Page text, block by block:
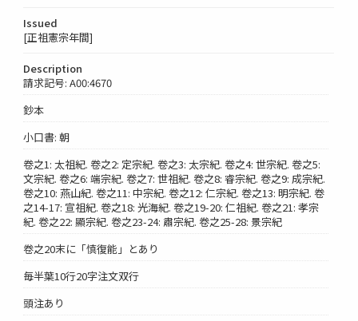
Issued
[正祖憲宗年間]
Description
請求記号: A00:4670
鈔本
小口書: 朝
卷之1: 太祖紀. 卷之2: 定宗紀. 卷之3: 太宗紀. 卷之4: 世宗紀. 卷之5:
文宗紀. 卷之6: 端宗紀. 卷之7: 世祖紀. 卷之8: 睿宗紀. 卷之9: 成宗紀.
卷之10: 燕山紀. 卷之11: 中宗紀. 卷之12: 仁宗紀. 卷之13: 明宗紀. 卷
之14-17: 宣祖紀. 卷之18: 光海紀. 卷之19-20: 仁祖紀. 卷之21: 孝宗
紀. 卷之22: 顯宗紀. 卷之23-24: 肅宗紀. 卷之25-28: 景宗紀
卷之20末に「慎復能」とあり
毎半葉10行20字注文双行
頭注あり